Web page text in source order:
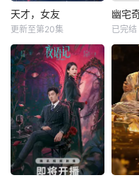
天才，女友
更新至第20集
幽宅
已完结